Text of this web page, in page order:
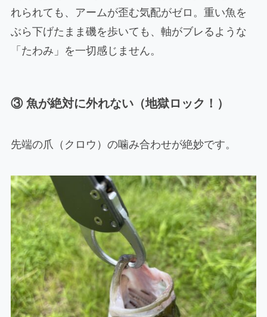
れられても、アームが歪む気配がゼロ。重い魚を
ぶら下げたまま磯を歩いても、軸がブレるような
「たわみ」を一切感じません。
③ 魚が絶対に外れない（地獄ロック！）
先端の爪（クロウ）の噛み合わせが絶妙です。